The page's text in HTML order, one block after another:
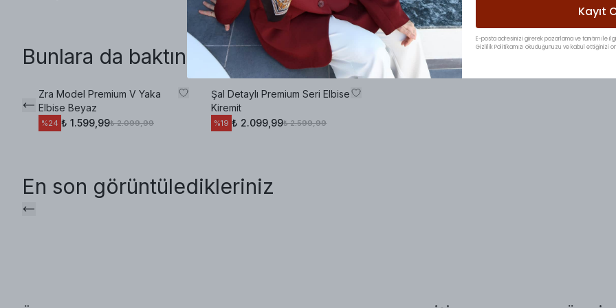
Bunlara da baktınız mı?
Zra Model Premium V Yaka
Elbise Beyaz
%24 ₺ 1.599,99₺ 2.099,99
Şal Detaylı Premium Seri Elbise
Kiremit
%19 ₺ 2.099,99₺ 2.599,99
En son görüntüledikleriniz
Kayıt
E-posta adresinizi girerek pazarlama ve tanıtım ile
Gizlilik Politikamızı okuduğunuzu ve kabul ettiğinizi